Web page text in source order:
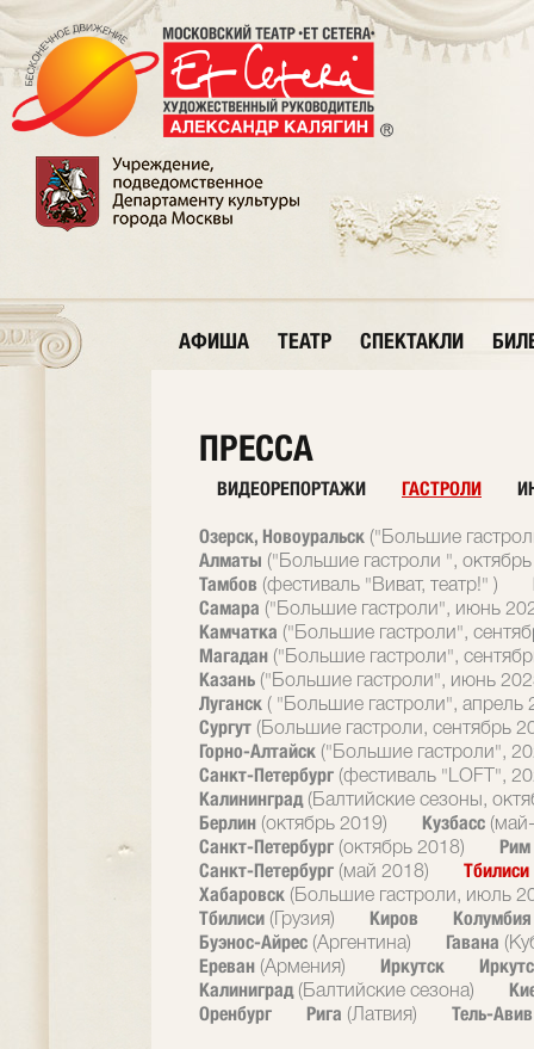
АФИША ТЕАТР СПЕКТАКЛИ
ПРЕССА
ВИДЕОРЕПОРТАЖИ ГАСТРОЛИ
Озерск, Новоуральск ("Большие
Алматы ("Большие гастроли ",
Тамбов (фестиваль "Виват, театр!" )
Самара ("Большие гастроли", июнь
Камчатка ("Большие гастроли",
Магадан ("Большие гастроли",
Казань ("Большие гастроли", июнь
Луганск ( "Большие гастроли", апрель
Сургут (Большие гастроли, сентябрь
Горно-Алтайск ("Большие гастроли",
Санкт-Петербург (фестиваль "LOFT",
Калининград (Балтийские сезоны,
Берлин (октябрь 2019) Кузбасс
Санкт-Петербург (октябрь 2018)
Рим
Санкт-Петербург (май 2018)
Тбилиси
Хабаровск (Большие гастроли, июль
Тбилиси (Грузия) Киров
Буэнос-Айрес (Аргентина) Гавана
Ереван (Армения) Иркутск
Калиниград (Балтийские сезона)
Оренбург
Рига (Латвия) Тель-